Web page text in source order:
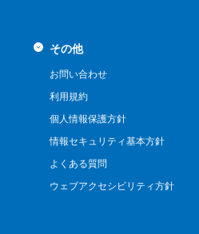
その他
お問い合わせ
利用規約
個人情報保護方針
情報セキュリティ基本方針
よくある質問
ウェブアクセシビリティ方針